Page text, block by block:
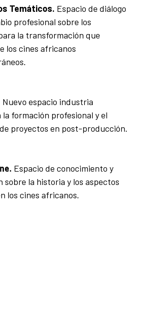
Temáticos. Espacio de diálogo
profesional sobre los
la transformación que
los cines africanos
Nuevo espacio industria
la formación profesional y el
proyectos en post-producción.
Espacio de conocimiento y
sobre la historia y los aspectos
los cines africanos.